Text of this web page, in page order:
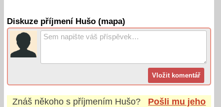
Diskuze příjmení Hušo (mapa)
Znáš někoho s příjmením Hušo?
Pošli mu jeho